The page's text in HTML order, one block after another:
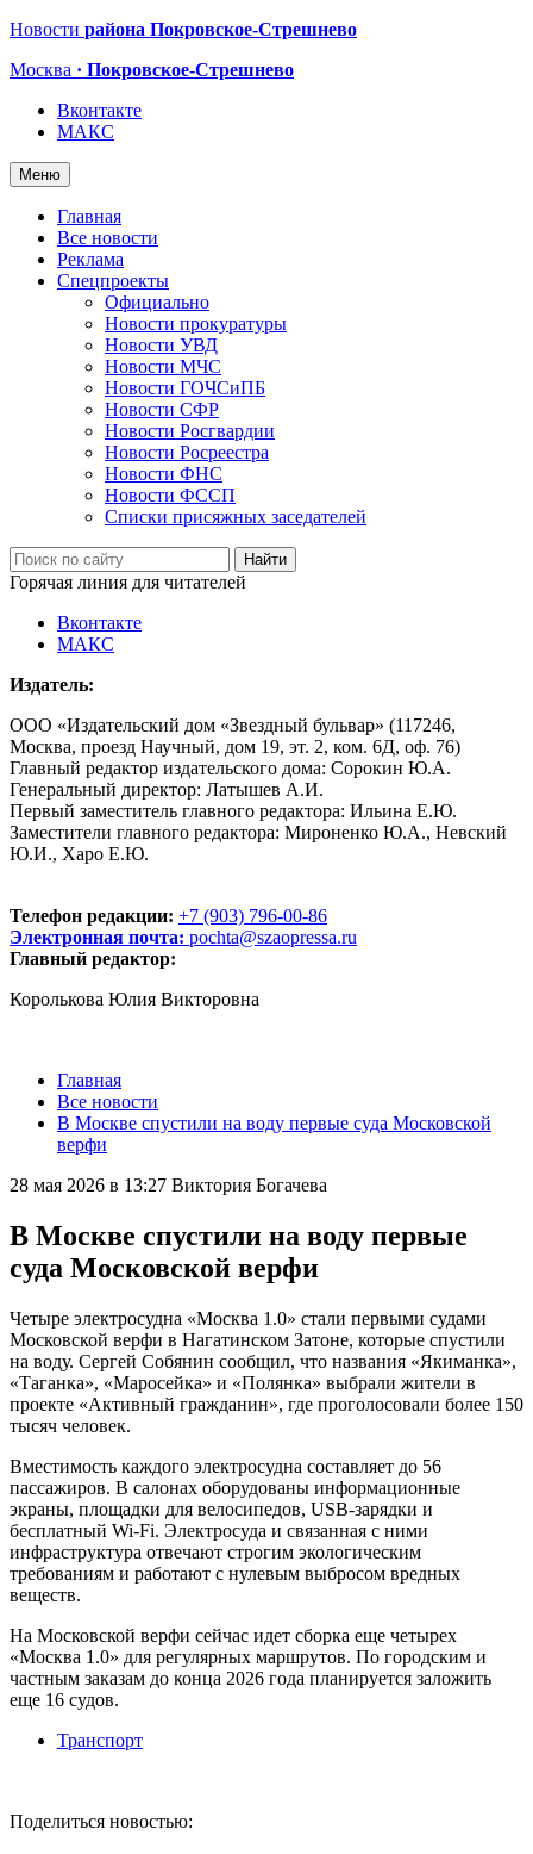
Новости района Покровское-Стрешнево
Москва · Покровское-Стрешнево
Вконтакте
МАКС
Меню
Главная
Все новости
Реклама
Спецпроекты
Официально
Новости прокуратуры
Новости УВД
Новости МЧС
Новости ГОЧСиПБ
Новости СФР
Новости Росгвардии
Новости Росреестра
Новости ФНС
Новости ФССП
Списки присяжных заседателей
Горячая линия для читателей
Вконтакте
МАКС
Издатель:
ООО «Издательский дом «Звездный бульвар» (117246,
Москва, проезд Научный, дом 19, эт. 2, ком. 6Д, оф. 76)
Главный редактор издательского дома: Сорокин Ю.А.
Генеральный директор: Латышев А.И.
Первый заместитель главного редактора: Ильина Е.Ю.
Заместители главного редактора: Мироненко Ю.А., Невский
Ю.И., Харо Е.Ю.
Телефон редакции: +7 (903) 796-00-86
Электронная почта: pochta@szaopressa.ru
Главный редактор:
Королькова Юлия Викторовна
Главная
Все новости
В Москве спустили на воду первые суда Московской
верфи
28 мая 2026 в 13:27 Виктория Богачева
В Москве спустили на воду первые
суда Московской верфи
Четыре электросудна «Москва 1.0» стали первыми судами
Московской верфи в Нагатинском Затоне, которые спустили
на воду. Сергей Собянин сообщил, что названия «Якиманка»,
«Таганка», «Маросейка» и «Полянка» выбрали жители в
проекте «Активный гражданин», где проголосовали более 150
тысяч человек.
Вместимость каждого электросудна составляет до 56
пассажиров. В салонах оборудованы информационные
экраны, площадки для велосипедов, USB-зарядки и
бесплатный Wi-Fi. Электросуда и связанная с ними
инфраструктура отвечают строгим экологическим
требованиям и работают с нулевым выбросом вредных
веществ.
На Московской верфи сейчас идет сборка еще четырех
«Москва 1.0» для регулярных маршрутов. По городским и
частным заказам до конца 2026 года планируется заложить
еще 16 судов.
Транспорт
Поделиться новостью: